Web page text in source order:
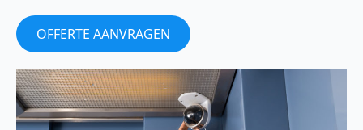
OFFERTE AANVRAGEN